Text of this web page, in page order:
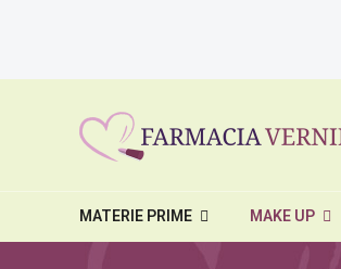
MATERIE PRIME MAKE UP